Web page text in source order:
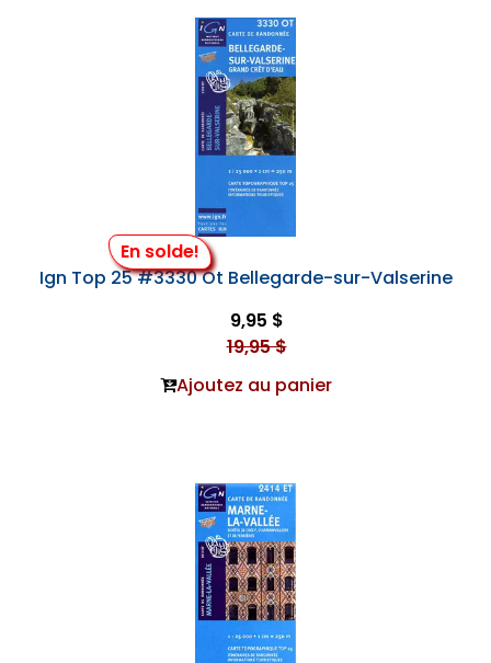
En solde!
Ign Top 25 #3330 Ot Bellegarde-sur-Valserine
9,95 $
19,95 $
Ajoutez au panier